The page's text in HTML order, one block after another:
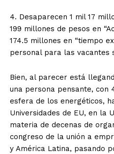
4. Desaparecen 1 mil 17
199 millones de pesos en
174.5 millones en “tiempo
personal para las vacantes
Bien, al parecer está
una persona pensante, con
esfera de los energéticos,
Universidades de EU, en la
materia de decenas de
congreso de la unión a
y América Latina, pasando